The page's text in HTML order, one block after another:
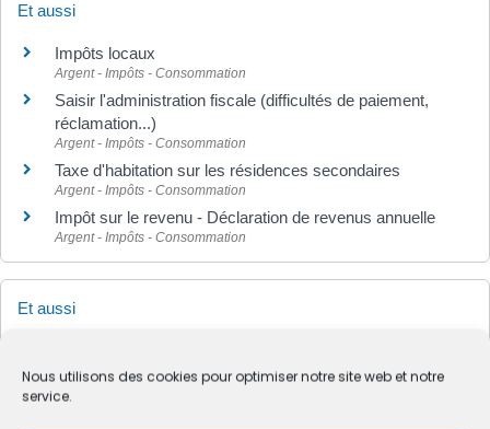
Nous utilisons des cookies pour optimiser notre site web et notre
service.
Et aussi
Impôts locaux
Argent - Impôts - Consommation
Saisir l'administration fiscale (difficultés de paiement,
réclamation...)
Argent - Impôts - Consommation
Taxe d'habitation sur les résidences secondaires
Argent - Impôts - Consommation
Impôt sur le revenu - Déclaration de revenus annuelle
Argent - Impôts - Consommation
Et aussi
Fiscalité